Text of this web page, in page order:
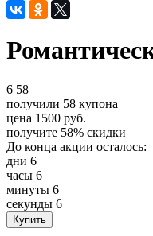
6 58
получили 58 купона
цена 1500 руб.
получите 58% скидки
До конца акции осталось:
дни 6
часы 6
минуты 6
секунды 6